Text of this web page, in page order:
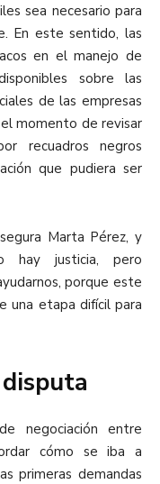
sea necesario para
En este sentido, las
en el manejo de
sobre las
de las empresas
momento de revisar
recuadros negros
que pudiera ser
Marta Pérez, y
hay justicia, pero
porque este
una etapa difícil para
negociación entre
cómo se iba a
primeras demandas